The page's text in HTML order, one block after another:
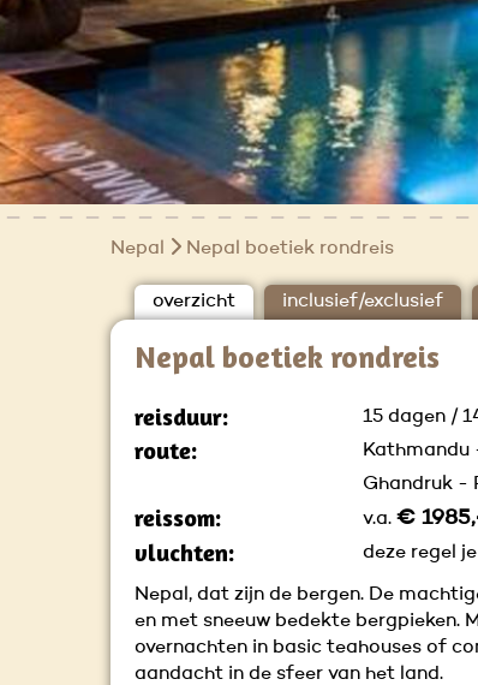
Nepal Nepal boetiek rondreis
overzicht inclusief/exclusief
Nepal boetiek rondreis
reisduur: 15 dagen /
route:
Kathmandu
Ghandruk -
reissom: v.a. €
vluchten: deze regel
Nepal, dat zijn de bergen. De
en met sneeuw bedekte bergpieken.
overnachten in basic teahouses of
aandacht in de sfeer van het land.